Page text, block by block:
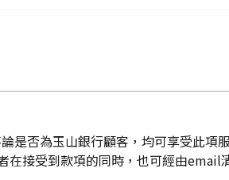
是否為玉山銀行顧客，均可享受此項
接受到款項的同時，也可經由email